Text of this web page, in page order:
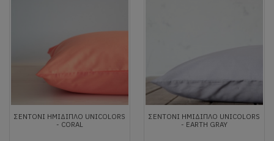
ΣΕΝΤΌΝΙ ΗΜΊΔΙΠΛΟ UNICOLORS
- CORAL
ΣΕΝΤΌΝΙ ΗΜΊΔΙΠΛΟ UNICOLORS
- EARTH GRAY